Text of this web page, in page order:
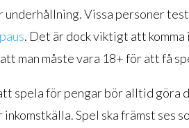
underhållning. Vissa personer
. Det är dock viktigt att
man måste vara 18+ för att få
spela för pengar bör alltid göra
inkomstkälla. Spel ska främst ses